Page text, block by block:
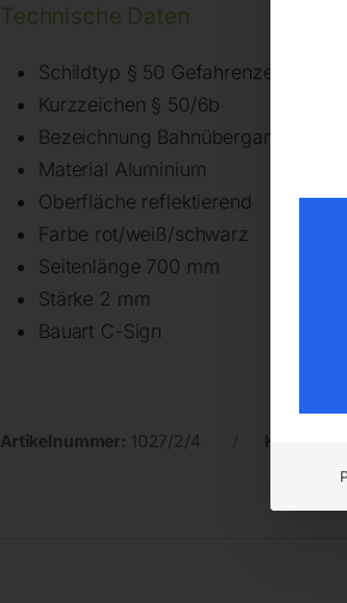
Technische Daten
Schildtyp § 50 Gefahrenzeichen
Kurzzeichen § 50/6b
Bezeichnung Bahnübergang ohne
Material Aluminium
Oberfläche reflektierend
Farbe rot/weiß/schwarz
Seitenlänge 700 mm
Stärke 2 mm
Bauart C-Sign
Artikelnummer: 1027/2/4